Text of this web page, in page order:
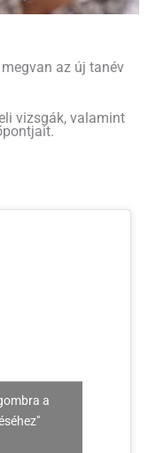
az új tanév
vizsgák, valamint
a